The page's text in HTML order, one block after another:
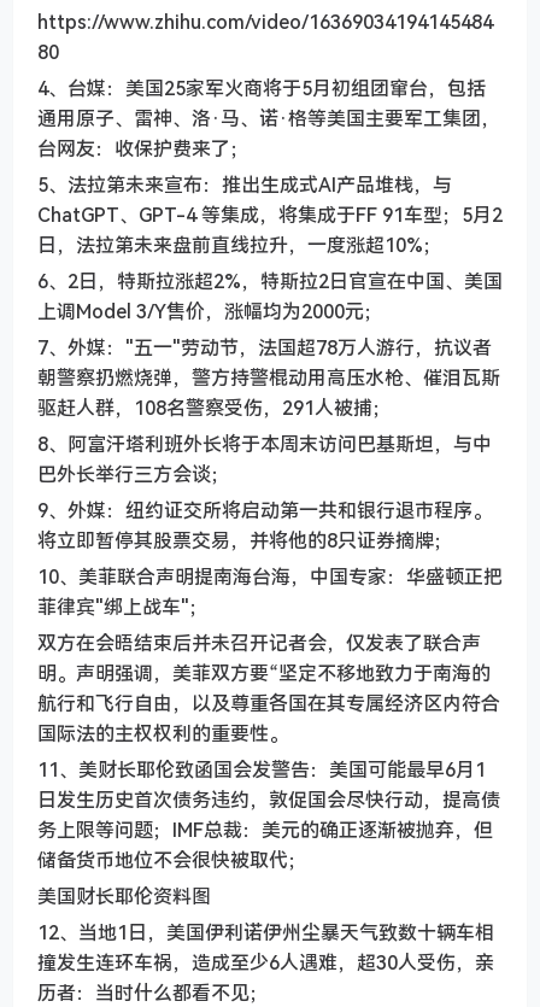
https://www.zhihu.com/video/16369034194145484
80
4、台媒：美国25家军火商将于5月初组团窜台，包括
通用原子、雷神、洛·马、诺·格等美国主要军工集团，
台网友：收保护费来了；
5、法拉第未来宣布：推出生成式AI产品堆栈，与
ChatGPT、GPT-4 等集成，将集成于FF 91车型；5月2
日，法拉第未来盘前直线拉升，一度涨超10%；
6、2日，特斯拉涨超2%，特斯拉2日官宣在中国、美国
上调Model 3/Y售价，涨幅均为2000元；
7、外媒："五一"劳动节，法国超78万人游行，抗议者
朝警察扔燃烧弹，警方持警棍动用高压水枪、催泪瓦斯
驱赶人群，108名警察受伤，291人被捕；
8、阿富汗塔利班外长将于本周末访问巴基斯坦，与中
巴外长举行三方会谈；
9、外媒：纽约证交所将启动第一共和银行退市程序。
将立即暂停其股票交易，并将他的8只证券摘牌；
10、美菲联合声明提南海台海，中国专家：华盛顿正把
菲律宾"绑上战车"；
双方在会晤结束后并未召开记者会，仅发表了联合声
明。声明强调，美菲双方要“坚定不移地致力于南海的
航行和飞行自由，以及尊重各国在其专属经济区内符合
国际法的主权权利的重要性。
11、美财长耶伦致函国会发警告：美国可能最早6月1
日发生历史首次债务违约，敦促国会尽快行动，提高债
务上限等问题；IMF总裁：美元的确正逐渐被抛弃，但
储备货币地位不会很快被取代；
美国财长耶伦资料图
12、当地1日，美国伊利诺伊州尘暴天气致数十辆车相
撞发生连环车祸，造成至少6人遇难，超30人受伤，亲
历者：当时什么都看不见；